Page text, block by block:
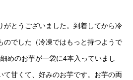
がとうございました。到着してから冷
のでした（冷凍ではもっと持つようで
めのお芋が一袋に4本入っていまし
て甘くて、好みのお芋です。お芋の両